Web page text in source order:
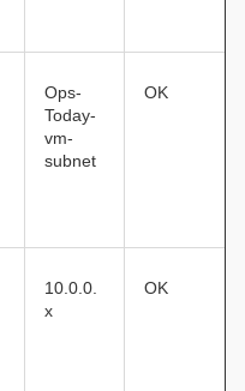
Ops-
Today-
vm-
subnet
OK
10.0.0.
x
OK